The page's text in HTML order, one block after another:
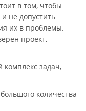
в том, чтобы
не допустить
их в проблемы.
проект,
задач,
количества